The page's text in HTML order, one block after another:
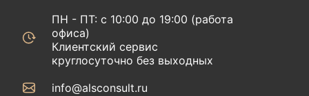
ПН - ПТ: с 10:00 до 19:00 (работа
офиса)
Клиентский сервис
круглосуточно без выходных
info@alsconsult.ru